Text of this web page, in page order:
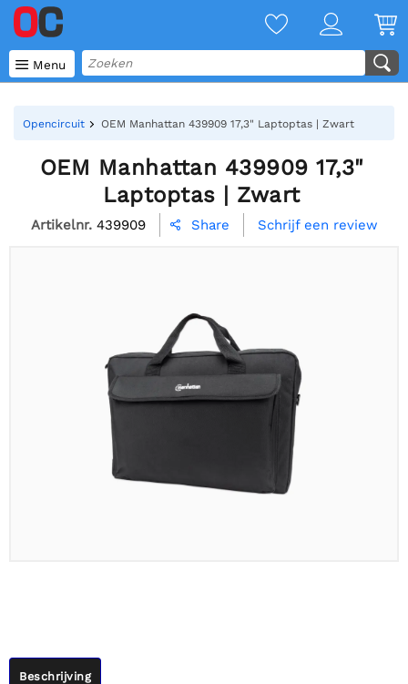
 Menu
Opencircuit OEM Manhattan 439909 17,3" Laptoptas | Zwart
OEM Manhattan 439909 17,3"
Laptoptas | Zwart
Artikelnr. 439909  Share Schrijf een review
Beschrijving